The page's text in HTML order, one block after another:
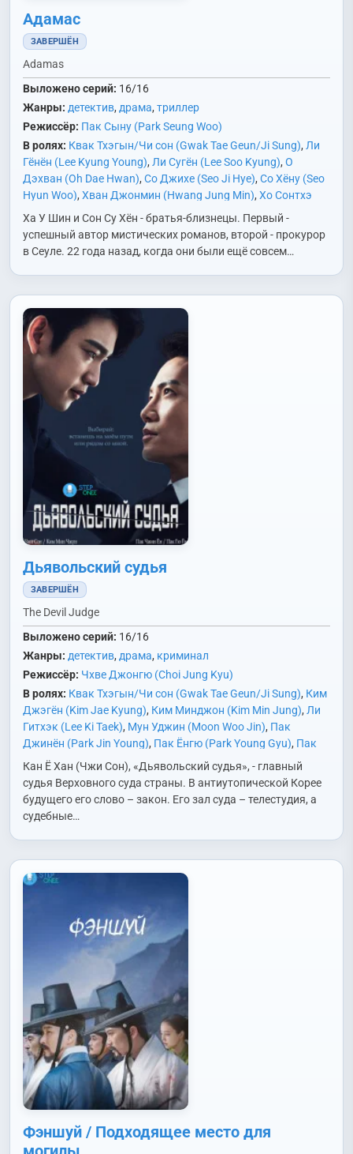
Адамас
ЗАВЕРШЁН
Adamas
Выложено серий: 16/16
Жанры: детектив, драма, триллер
Режиссёр: Пак Сыну (Park Seung Woo)
В ролях: Квак Тхэгын/Чи сон (Gwak Tae Geun/Ji Sung), Ли
Гёнён (Lee Kyung Young), Ли Сугён (Lee Soo Kyung), О
Дэхван (Oh Dae Hwan), Со Джихе (Seo Ji Hye), Со Хёну (Seo
Hyun Woo), Хван Джонмин (Hwang Jung Min), Хо Сонтхэ
(Heo Sung Tae)
Чан Джинхи (Jang Jin Hee) ,Чхве Чханхо
(Choi Chan Ho)
Ха У Шин и Сон Су Хён - братья-близнецы. Первый -
успешный автор мистических романов, второй - прокурор
в Сеуле. 22 года назад, когда они были ещё совсем…
Дьявольский судья
ЗАВЕРШЁН
The Devil Judge
Выложено серий: 16/16
Жанры: детектив, драма, криминал
Режиссёр: Чхве Джонгю (Choi Jung Kyu)
В ролях: Квак Тхэгын/Чи сон (Gwak Tae Geun/Ji Sung), Ким
Джэгён (Kim Jae Kyung), Ким Минджон (Kim Min Jung), Ли
Гитхэк (Lee Ki Taek), Мун Уджин (Moon Woo Jin), Пак
Джинён (Park Jin Young), Пак Ёнгю (Park Young Gyu), Пак
Кюён (Park Kyu Young)
,Пэк Хёнджин (Baek Hyun Jin)
Чан
Ённам (Jang Young Nam)
Чон Ингём (Jung In Gyeom),
Соктхэ (Joo Suk Tae)
Кан Ё Хан (Чжи Сон), «Дьявольский судья», - главный
судья Верховного суда страны. В антиутопической Корее
будущего его слово – закон. Его зал суда – телестудия, а
судебные…
Фэншуй / Подходящее место для